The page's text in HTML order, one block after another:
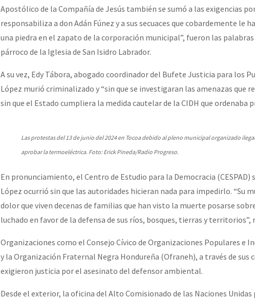
Apostólico de la Compañía de Jesús también se sumó a las exigencias
responsabiliza a don Adán Fúnez y a sus secuaces que cobardemente le
una piedra en el zapato de la corporación municipal”, fueron las
párroco de la Iglesia de San Isidro Labrador.
A su vez, Edy Tábora, abogado coordinador del Bufete Justicia para los
López murió criminalizado y “sin que se investigaran las amenazas que
sin que el Estado cumpliera la medida cautelar de la CIDH que ordenaba
Las protestas del 13 de junio del 2024 en Tocoa debido al pleno municipal organizado
aprobar la termoeléctrica. Foto: Erick Pineda/Radio Progreso.
En pronunciamiento, el Centro de Estudio para la Democracia (CESPAD)
López ocurrió sin que las autoridades hicieran nada para impedirlo. “Su
dolor que viven decenas de familias que han visto la muerte posarse
luchado en favor de la defensa de sus ríos, bosques, tierras y territorios”,
Organizaciones como el Consejo Cívico de Organizaciones Populares e
y la Organización Fraternal Negra Hondureña (Ofraneh), a través de sus
exigieron justicia por el asesinato del defensor ambiental.
Desde el exterior, la oficina del Alto Comisionado de las Naciones